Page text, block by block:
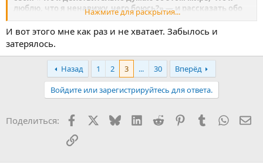
люблю, что я ненавижу, чего боюсь?» — и рассказать обо
И тогда, через чувства, через усердную работу в течение
долгого времени, его манера письма прояснится; он сумеет
расслабиться, потому что мыслит правильно, и будет мыслить
еще вернее, потому что расслабится.
Релаксация и мышление станут взаимозаменяемыми. Он,
внутреннего пространства станет отбрасывать длинные тени
на стену. Этот прорыв, это согласованное сочетание работы,
релаксации и недуманья станет кровью в его жилах — кровью,
которая течет, потому что не может не течь, прямо из сердца.
Нажмите для раскрытия...
И вот этого мне как раз и не хватает. Забылось и
затерялось.
Назад 1 2 3 ... 30
Вперёд
Войдите или зарегистрируйтесь для ответа.
Поделиться: Facebook BlueskyLinkedIn
Reddit PinterestTumblr
Ссылка